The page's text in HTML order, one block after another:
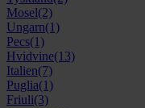
Mosel(2)
Ungarn(1)
Pecs(1)
Hvidvine(13)
Italien(7)
Puglia(1)
Friuli(3)